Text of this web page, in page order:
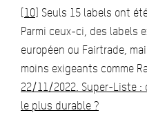
[10] Seuls 15 labels ont
Parmi ceux-ci, des labels
européen ou Fairtrade,
moins exigeants comme
22/11/2022. Super-Liste :
le plus durable ?